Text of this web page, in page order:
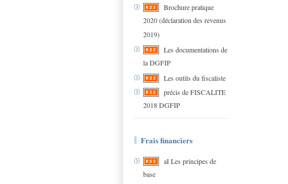
Brochure pratique
2020 (déclaration des revenus
2019)
Les documentations de
la DGFIP
Les outils du fiscaliste
précis de FISCALITE
2018 DGFIP
Frais financiers
aI Les principes de
base